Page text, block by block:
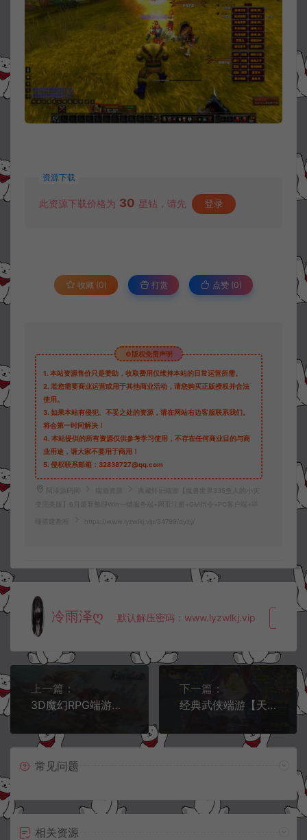
资源下载
此资源下载价格为 30 星钻，请先 登录
收藏 (0) 打赏 点赞 (0)
©版权免责声明
1. 本站资源售价只是赞助，收取费用仅维持本站的日常运营所需。
2. 若您需要商业运营或用于其他商业活动，请您购买正版授权并合法
使用。
3. 如果本站有侵犯、不妥之处的资源，请在网站右边客服联系我们。
将会第一时间解决！
4. 本站提供的所有资源仅供参考学习使用，不存在任何商业目的与商
业用途，请大家不要用于商用！
5. 侵权联系邮箱：32838727@qq.com
阿泽源码网 端游资源
典藏怀旧端游【魔兽世界335鱼人的小灾
变完美版】6月最新整理Win一键服务端+网页注册+GM指令+PC客户端+详
细搭建教程 https://www.lyzwlkj.vip/34799/dyzy/
冷雨泽ღ 默认解压密码：www.lyzwlkj.vip
上一篇：
3D魔幻RPG端游【完美国际2仙境奇园155】6月最新整理Linux手工服务端+管理后台+网页注册+GM指令+GM工具+PC客户端+详细搭建教程
下一篇：
经典武侠端游【天龙八部之怀旧武道二兽魂版】7月最新整理Linux手工服务端+GM工具+PC客户端+详细搭建教程
常见问题
相关资源